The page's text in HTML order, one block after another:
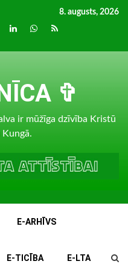
8. augusts, 2026
LinkedInwhatsapp
RSS
✞
ir mūžīga dzīvība Kristū
Kungā.
E-ARHĪVS
E-TICĪBA E-LTA